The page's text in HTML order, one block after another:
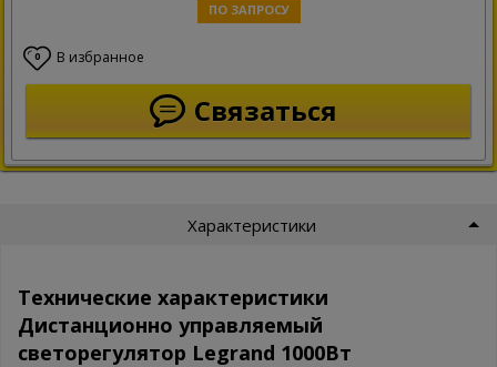
ПО ЗАПРОСУ
0 В избранное
Связаться
Характеристики
Технические характеристики
Дистанционно управляемый
светорегулятор Legrand 1000Вт